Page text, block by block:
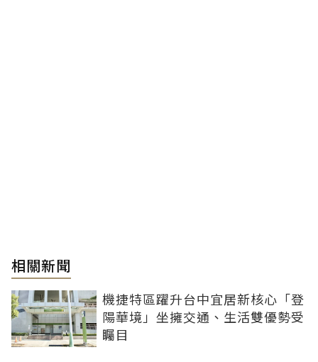
相關新聞
機捷特區躍升台中宜居新核心「登
陽華境」坐擁交通、生活雙優勢受
矚目